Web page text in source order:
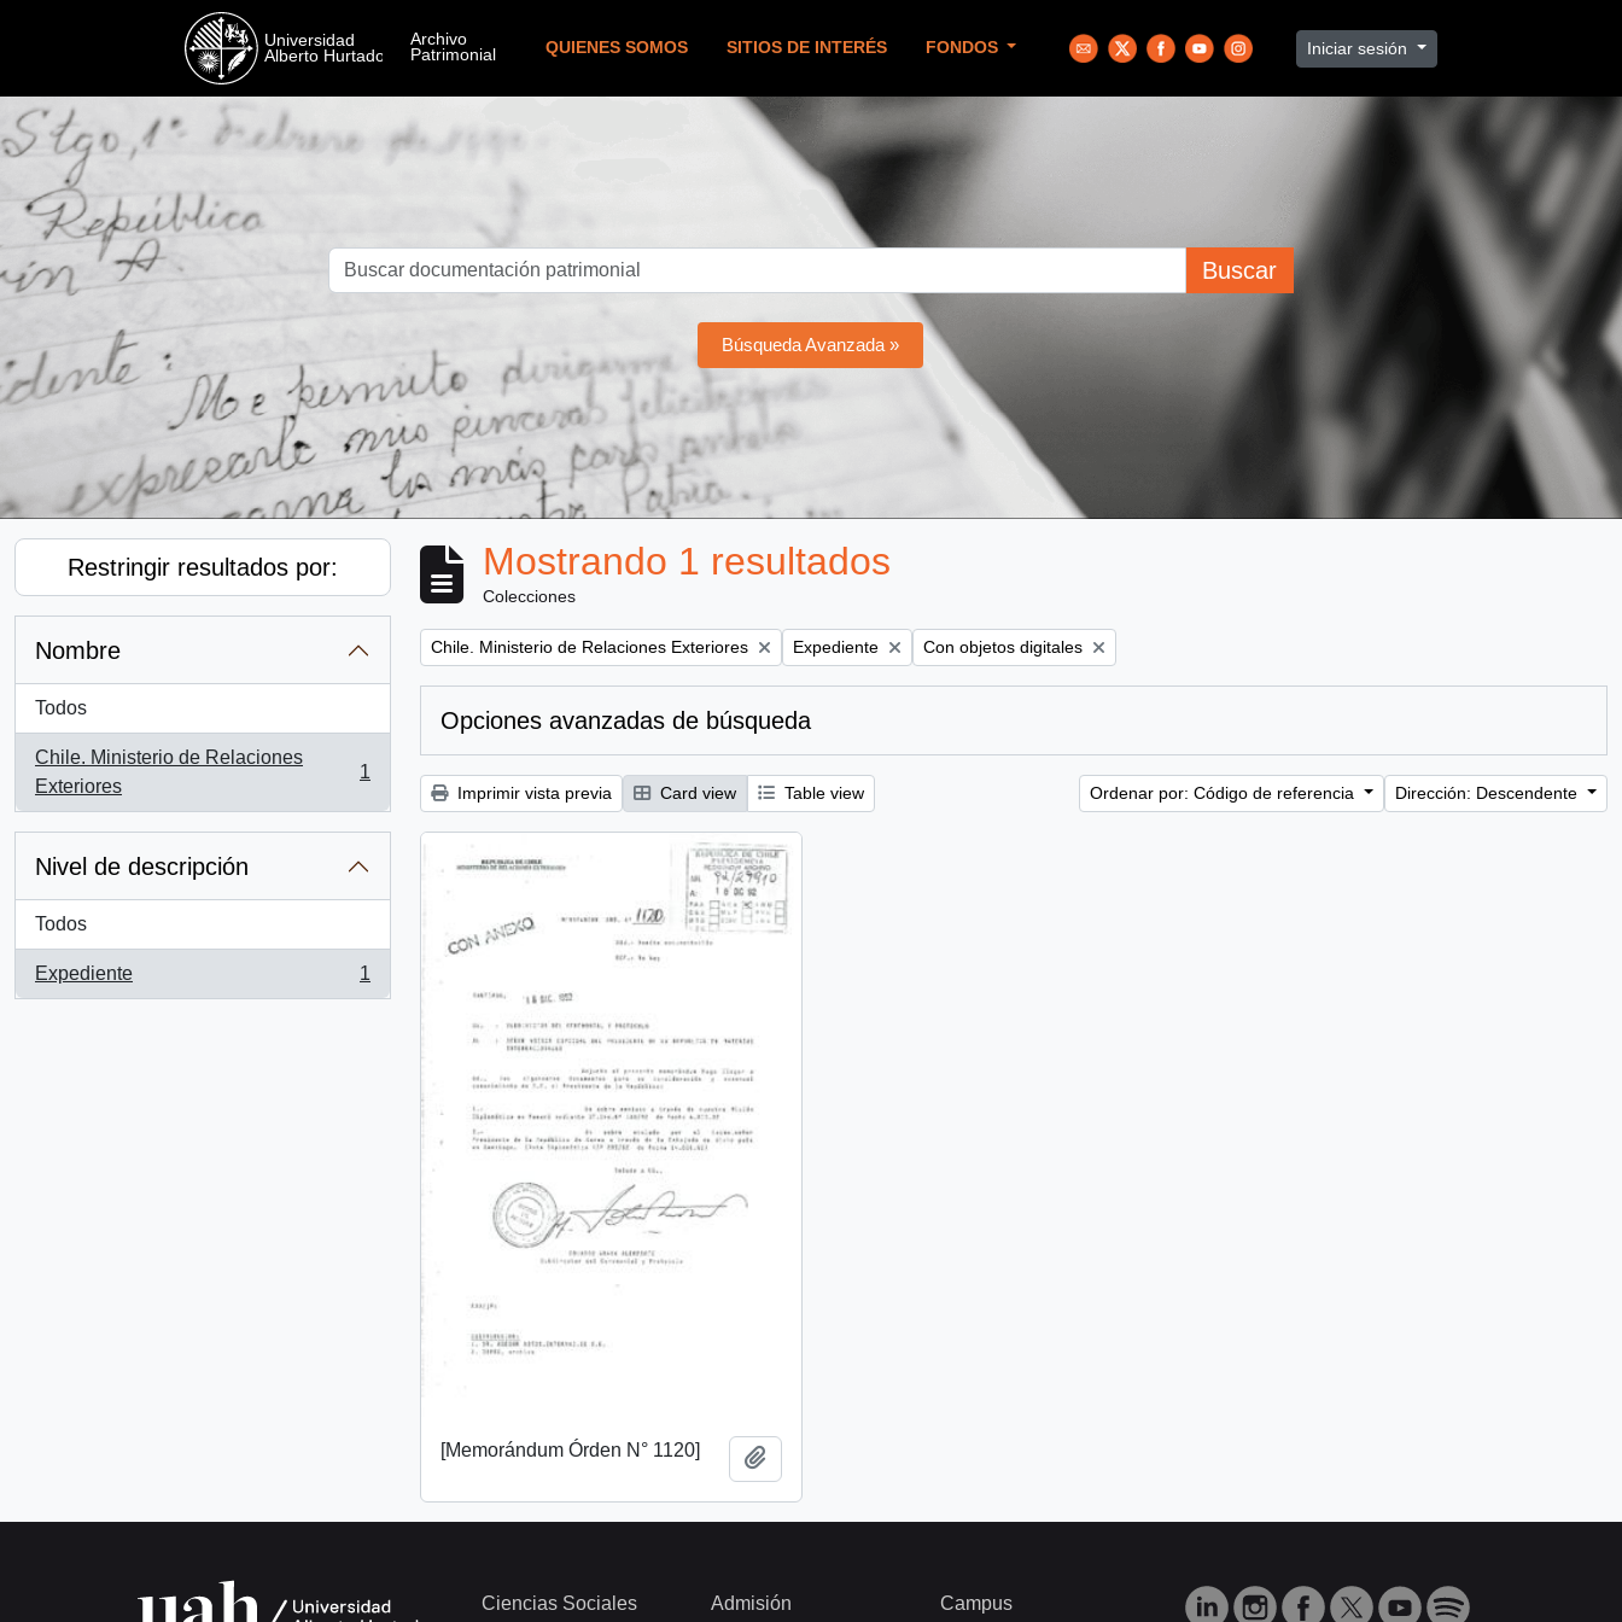
QUIENES SOMOS SITIOS DE INTERÉS FONDOS Iniciar sesión
Buscar
Búsqueda Avanzada »
Restringir resultados por:
Nombre
Todos
Chile. Ministerio de Relaciones
Exteriores
, 1 resultados
1
Nivel de descripción
Todos
Expediente
, 1 resultados
1
Mostrando 1 resultados
Colecciones
Remove filter:
Chile. Ministerio de Relaciones Exteriores Remove filter:
Expediente Remove filter:
Con objetos digitales
Opciones avanzadas de búsqueda
Imprimir vista previa Card view Table view Ordenar por: Código de referencia Dirección: Descendente
[Memorándum Órden N° 1120]
Ciencias Sociales Admisión Campus